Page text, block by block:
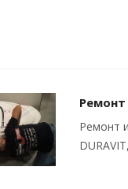
Ремонт